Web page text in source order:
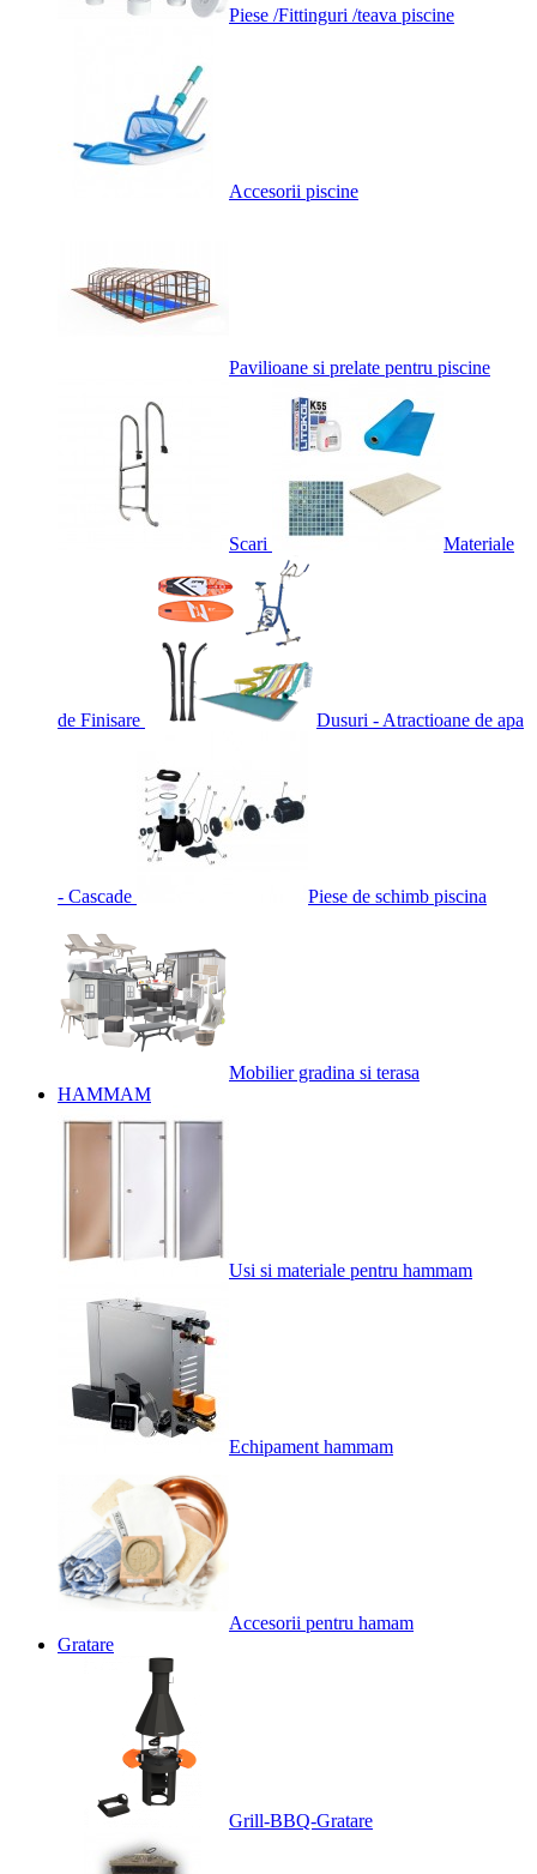
Piese /Fittinguri /teava piscine
Accesorii piscine
Pavilioane si prelate pentru piscine
Scari Materiale
de Finisare Dusuri - Atractioane de apa
- Cascade Piese de schimb piscina
Mobilier gradina si terasa
HAMMAM
Usi si materiale pentru hammam
Echipament hammam
Accesorii pentru hamam
Gratare
Grill-BBQ-Gratare